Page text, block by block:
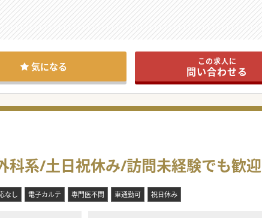
気になる この求人に
問い合わせる
科系/土日祝休み/訪問未経験でも歓迎
なし 電子カルテ 専門医不問 車通勤可 祝日休み